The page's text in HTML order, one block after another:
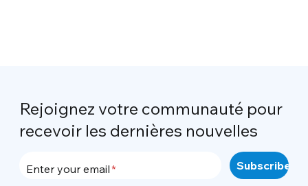
Rejoignez votre communauté pour
recevoir les dernières nouvelles
Enter your email